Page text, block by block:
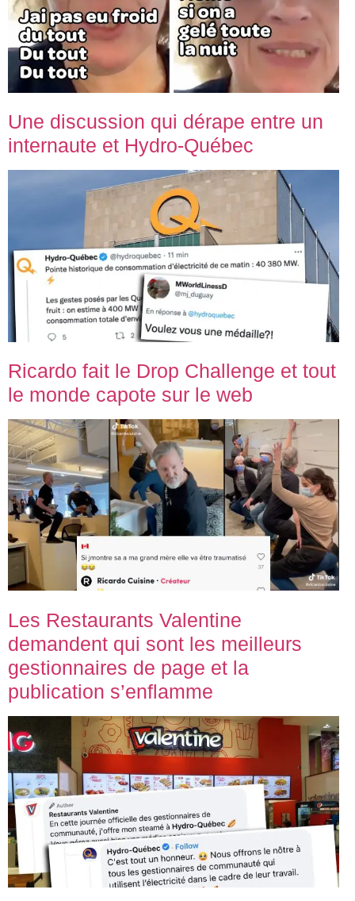
Une discussion qui dérape entre un
internaute et Hydro-Québec
Ricardo fait le Drop Challenge et tout
le monde capote sur le web
Les Restaurants Valentine
demandent qui sont les meilleurs
gestionnaires de page et la
publication s’enflamme